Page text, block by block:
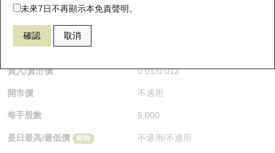
未來7日不再顯示本免責聲明。
確認 取消
27406 瑞銀認購 9988 阿里巴巴
$0.012 0.002
買入/賣出價 0.01/0.012
開市價 不適用
每手股數 5,000
是日最高/最低價 即時 不適用/不適用
即將到期認股證
認股證到期結算價查詢
認股證分析儀
認股證速算機
牛熊證街貨分佈圖
正股牛熊證列表
新發行瑞銀牛熊證
已收回牛熊證剩餘價值
十天股證佔大市成交
資金流
街貨統計
三十大平均引伸波幅
恒指成份股
國指成份股
科指成份股
相關資產沽空
講座及教育短片
認股證投資者教育
牛熊證投資者教育
認股證牛熊證常問問題